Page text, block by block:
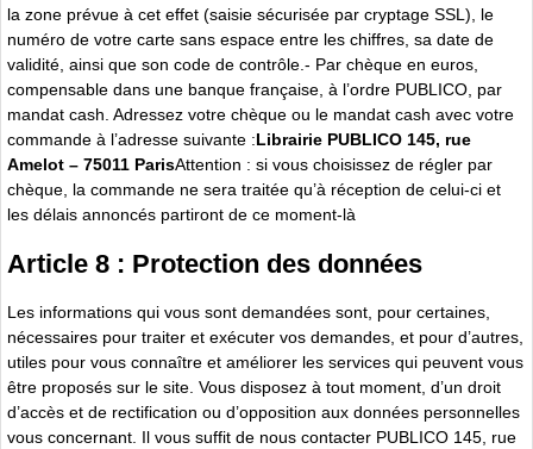
la zone prévue à cet effet (saisie sécurisée par cryptage SSL), le
numéro de votre carte sans espace entre les chiffres, sa date de
validité, ainsi que son code de contrôle.- Par chèque en euros,
compensable dans une banque française, à l’ordre PUBLICO, par
mandat cash. Adressez votre chèque ou le mandat cash avec votre
commande à l’adresse suivante :Librairie PUBLICO 145, rue
Amelot – 75011 ParisAttention : si vous choisissez de régler par
chèque, la commande ne sera traitée qu’à réception de celui-ci et
les délais annoncés partiront de ce moment-là
Article 8 : Protection des données
Les informations qui vous sont demandées sont, pour certaines,
nécessaires pour traiter et exécuter vos demandes, et pour d’autres,
utiles pour vous connaître et améliorer les services qui peuvent vous
être proposés sur le site. Vous disposez à tout moment, d’un droit
d’accès et de rectification ou d’opposition aux données personnelles
vous concernant. Il vous suffit de nous contacter PUBLICO 145, rue